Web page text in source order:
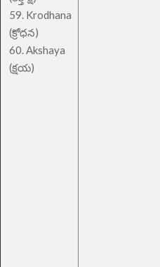
59. Krodhana
(క్రోధన)
60. Akshaya
(క్షయ)